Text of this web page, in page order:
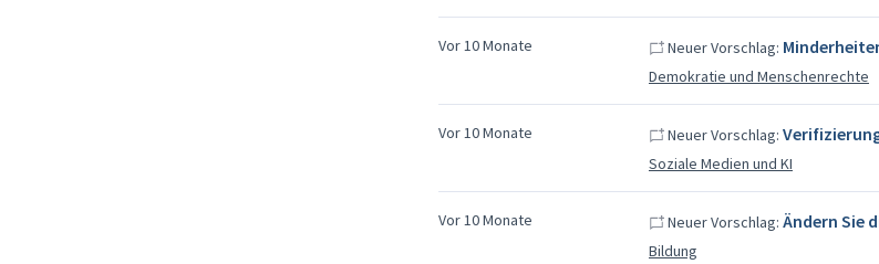
Vor 10 Monate Neuer Vorschlag:
Demokratie und Menschenrechte
Vor 10 Monate Neuer Vorschlag:
Soziale Medien und KI
Vor 10 Monate Neuer Vorschlag: Ändern Sie
Bildung